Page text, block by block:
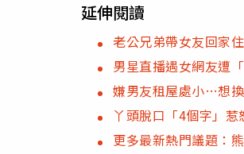
延伸閱讀
老公兄弟帶女友回家
男星直播遇女網友遭
嫌男友租屋處小…想
丫頭脫口「4個字」
更多最新熱門議題：